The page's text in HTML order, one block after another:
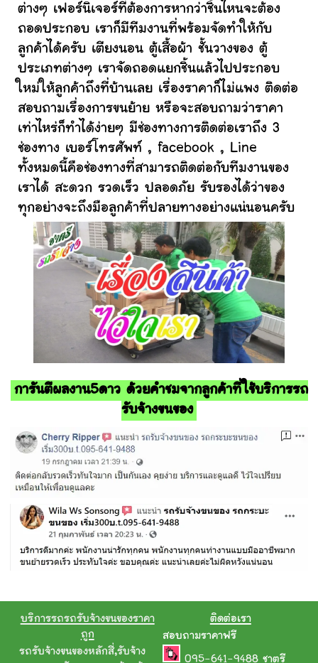
ต่างๆ เฟอร์นิเจอร์ที่ต้องการหากว่าชิ้นไหนจะต้อง
ถอดประกอบ เราก็มีทีมงานที่พร้อมจัดทำให้กับ
ลูกค้าได้ครับ เตียงนอน ตู้เสื้อผ้า ชั้นวางของ ตู้
ประเภทต่างๆ เราจัดถอดแยกชิ้นแล้วไปประกอบ
ใหม่ให้ลูกค้าถึงที่บ้านเลย เรื่องราคาก็ไม่แพง ติดต่อ
สอบถามเรื่องการขนย้าย หรือจะสอบถามว่าราคา
เท่าไหร่ก็ทำได้ง่ายๆ มีช่องทางการติดต่อเราถึง 3
ช่องทาง เบอร์โทรศัพท์ , facebook , Line
ทั้งหมดนี้คือช่องทางที่สามารถติดต่อกับทีมงานของ
เราได้ สะดวก รวดเร็ว ปลอดภัย รับรองได้ว่าของ
ทุกอย่างจะถึงมือลูกค้าที่ปลายทางอย่างแน่นอนครับ
การันตีผลงาน5ดาว ด้วยคำชมจากลูกค้าที่ใช้บริการรถ
รับจ้างขนของ
บริการรถรถรับจ้างขนของราคา
ถูก
รถรับจ้างขนของหลักสี่,รับจ้าง
ติดต่อเรา
สอบถามราคาฟรี
095-641-9488 ชาตรี